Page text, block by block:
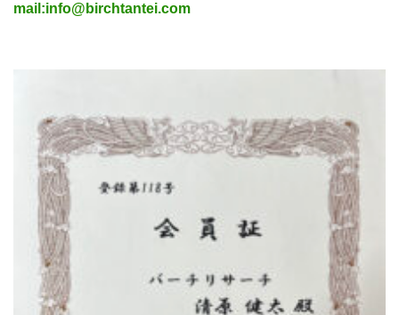
mail:info@birchtantei.com